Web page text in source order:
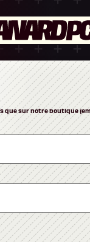
sur notre boutique